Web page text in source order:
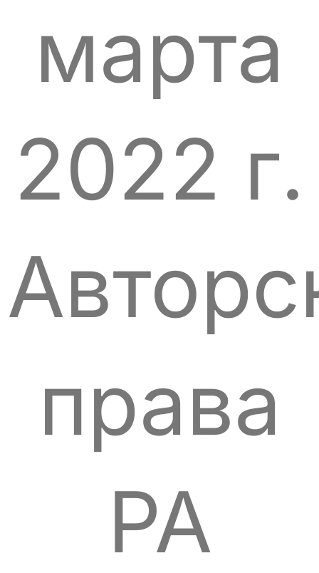
марта
2022 г.
права
PA